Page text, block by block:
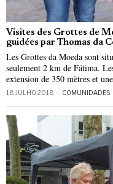
Visites des Grottes de
guidées par Thomas da
Les Grottes da Moeda sont
seulement 2 km de Fátima.
extension de 350 mètres et
18 JULHO, 2018 COMUNIDADES